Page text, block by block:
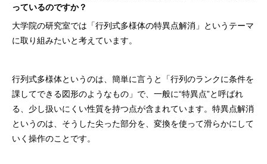
っているのですか？
大学院の研究室では「行列式多様体の特異点解消」というテーマ
に取り組みたいと考えています。
行列式多様体というのは、簡単に言うと「行列のランクに条件を
課してできる図形のようなもの」で、一般に“特異点”と呼ばれ
る、少し扱いにくい性質を持つ点が含まれています。特異点解消
というのは、そうした尖った部分を、変換を使って滑らかにして
いく操作のことです。